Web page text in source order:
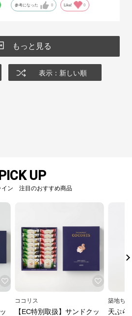
参考になった 0 Like! 0
もっと見る
表示：新しい順
PICK UP
イン 注目のおすすめ商品
ココリス
【EC特別取扱】サンドクッ
築地ち
天ぷら